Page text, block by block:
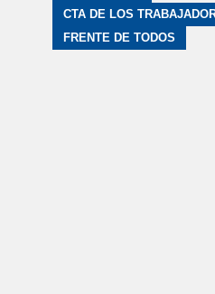
FRENTE DE TODOS